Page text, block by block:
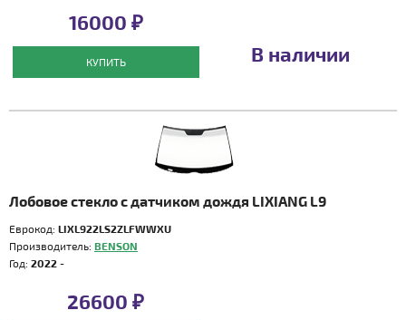
16000 ₽
КУПИТЬ В наличии
Лобовое стекло с датчиком дождя LIXIANG L9
Еврокод: LIXL922LS2ZLFWWXU
Производитель: BENSON
Год: 2022 -
26600 ₽